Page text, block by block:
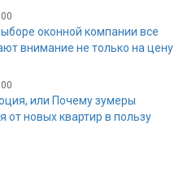
оконной компании все
внимание не только на цену
или Почему зумеры
от новых квартир в пользу